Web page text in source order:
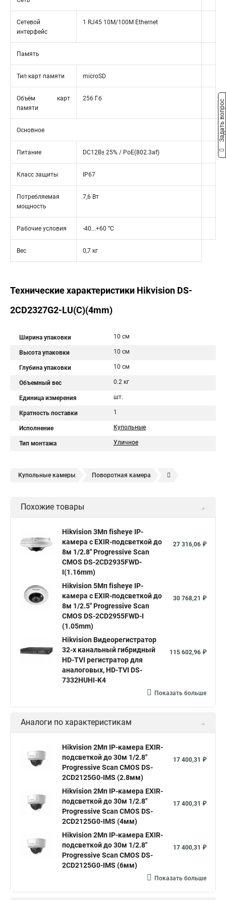
Сетевой
интерфейс
1 RJ45 10M/100M Ethernet
Память
Тип карт памяти microSD
Объём карт
памяти
256 Гб
Основное
Питание DC12В± 25% / PoE(802.3af)
Класс защиты IP67
Потребляемая
мощность
7,6 Вт
Рабочие условия -40...+60 °C
Вес 0,7 кг
Технические характеристики Hikvision DS-
2CD2327G2-LU(C)(4mm)
Ширина упаковки 10 см
Высота упаковки 10 см
Глубина упаковки 10 см
Объемный вес 0.2 кг
Единица измерения шт.
Кратность поставки 1
Исполнение Купольные
Тип монтажа Уличное
Купольные камеры Поворотная камера
Камера видеонаблюдения hikvision
Hikvision купить Hikvision уличная ip камера
Hikvision poe
Hikvision 2 8 mm Hikvision camera Hikvision 2cd1148 i b
Видеонаблюдение Ip видеокамеры
Hikvision 2cd2142fwd
Hikvision ds 2cd1148 hikvision ds 2cd1148 i b
hikvision ds 2cd2042wd i Видеокамера hikvision
Видеокамеры hikvision ds
Камера Hikvision ds 2ce16d8t
Видеокамера hikvision hiwatch
Камера Hikvision ds 2cd2442fwd
Уличная камера Hikvision ip camera
Hikvision поворотная камера Hikvision купольная
Нikvision микрофон Hikvision поворотная
Hikvision порты
Похожие товары
Hikvision 3Мп fisheye IP-
камера c EXIR-подсветкой до
8м 1/2.8" Progressive Scan
CMOS DS-2CD2935FWD-
I(1.16mm)
27 316,06 ₽
Hikvision 5Мп fisheye IP-
камера c EXIR-подсветкой до
8м 1/2.5" Progressive Scan
CMOS DS-2CD2955FWD-I
(1.05mm)
30 768,21 ₽
Hikvision Видеорегистратор
32-х канальный гибридный
HD-TVI регистратор для
аналоговых, HD-TVI DS-
7332HUHI-K4
115 602,96 ₽
Показать больше
Аналоги по характеристикам
Hikvision 2Мп IP-камера EXIR-
подсветкой до 30м 1/2.8"
Progressive Scan CMOS DS-
2CD2125G0-IMS (2.8мм)
17 400,31 ₽
Hikvision 2Мп IP-камера EXIR-
подсветкой до 30м 1/2.8"
Progressive Scan CMOS DS-
2CD2125G0-IMS (4мм)
17 400,31 ₽
Hikvision 2Мп IP-камера EXIR-
подсветкой до 30м 1/2.8"
Progressive Scan CMOS DS-
2CD2125G0-IMS (6мм)
17 400,31 ₽
Показать больше
Задать вопрос